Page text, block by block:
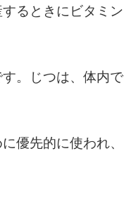
るときにビタミン
。じつは、体内で
優先的に使われ、